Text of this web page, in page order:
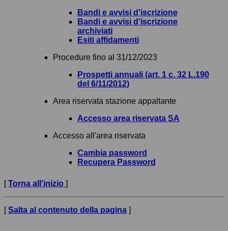
Bandi e avvisi d'iscrizione
Bandi e avvisi d'iscrizione
archiviati
Esiti affidamenti
Procedure fino al 31/12/2023
Prospetti annuali (art. 1 c. 32 L.190
del 6/11/2012)
Area riservata stazione appaltante
Accesso area riservata SA
Accesso all'area riservata
Cambia password
Recupera Password
[Torna all'inizio ]
[Salta al contenuto della pagina ]